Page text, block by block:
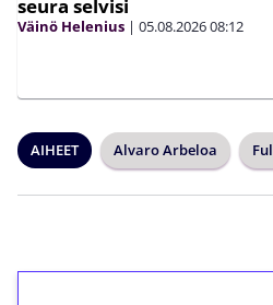
seura selvisi
Väinö Helenius | 05.08.202608:12
AIHEET Alvaro Arbeloa